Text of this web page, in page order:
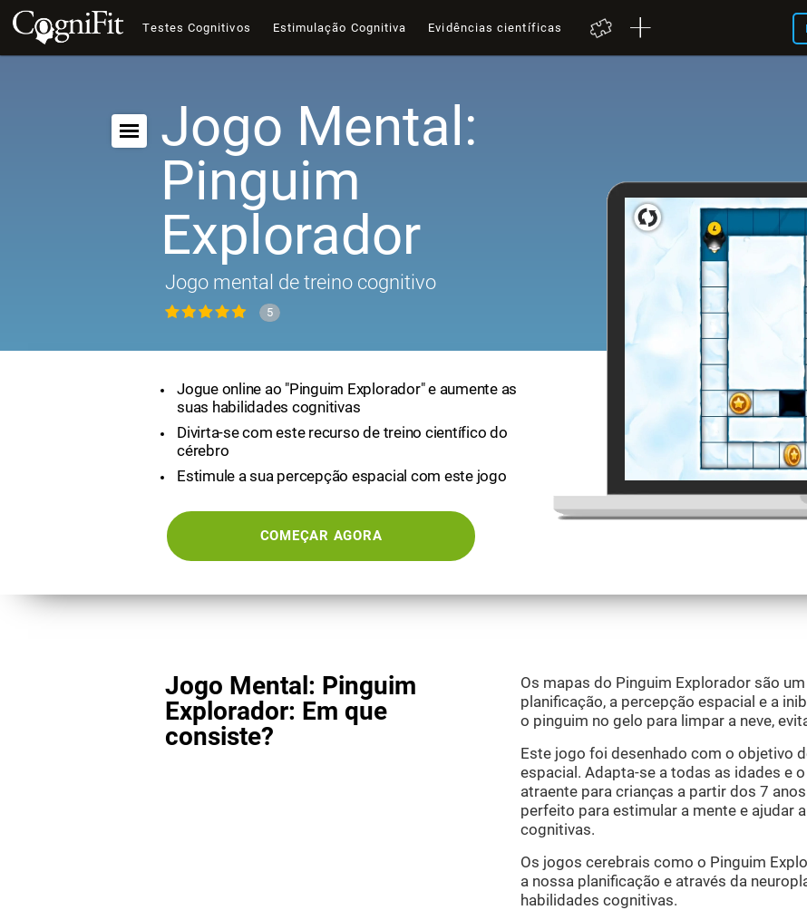
Testes Cognitivos Estimulação Cognitiva Evidências científicas
Jogo Mental:
Pinguim
Explorador
Jogo mental de treino cognitivo
5
Jogue online ao "Pinguim Explorador" e aumente as
suas habilidades cognitivas
Divirta-se com este recurso de treino científico do
cérebro
Estimule a sua percepção espacial com este jogo
COMEÇAR AGORA
Jogo Mental: Pinguim
Explorador: Em que
consiste?
Os mapas do Pinguim Explorador são
planificação, a percepção espacial e a
o pinguim no gelo para limpar a neve,
Este jogo foi desenhado com o objetivo
espacial. Adapta-se a todas as idades e
atraente para crianças a partir dos 7
perfeito para estimular a mente e ajudar
cognitivas.
Os jogos cerebrais como o Pinguim
a nossa planificação e através da
habilidades cognitivas.